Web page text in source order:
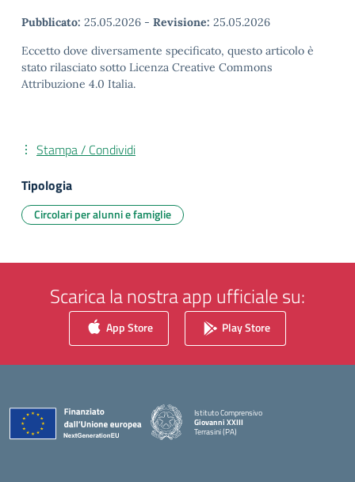
Pubblicato: 25.05.2026 - Revisione: 25.05.2026
Eccetto dove diversamente specificato, questo articolo è
stato rilasciato sotto Licenza Creative Commons
Attribuzione 4.0 Italia.
Stampa / Condividi
Tipologia
Circolari per alunni e famiglie
Scarica la nostra app ufficiale su:
App Store Play Store
Istituto Comprensivo
Giovanni XXIII
Terrasini (PA)